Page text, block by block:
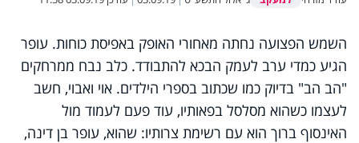
השמש הפצועה נחתה מאחורי האופק באפיסת כוחות. עופר
הגיע כמדי ערב לעמק הבכא להתבודד. כלב נבח ממרחקים
"הב הב" בדיוק כמו שכתוב בספרי הילדים. אוי ואבוי, חשב
לעצמו כשהוא מסלסל בפאותיו, עוד פעם לעמוד מול
האינסוף ברוך הוא עם רשימת צרותיו: שהוא, עופר בן דינה,